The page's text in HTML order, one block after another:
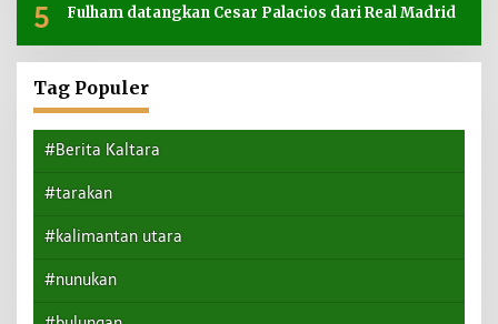
5 Fulham datangkan Cesar Palacios dari Real Madrid
Tag Populer
#Berita Kaltara
#tarakan
#kalimantan utara
#nunukan